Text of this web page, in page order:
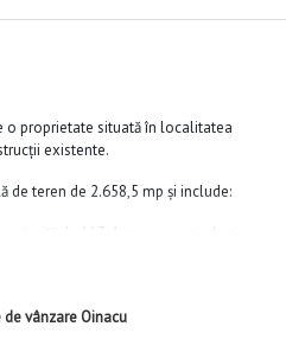
de vânzare Oinacu
o proprietate situată în localitatea
existente.
de teren de 2.658,5 mp și include: